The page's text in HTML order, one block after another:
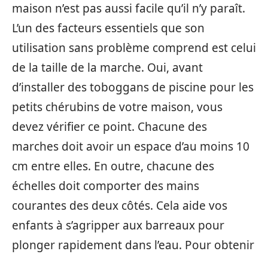
maison n’est pas aussi facile qu’il n’y paraît.
L’un des facteurs essentiels que son
utilisation sans problème comprend est celui
de la taille de la marche. Oui, avant
d’installer des toboggans de piscine pour les
petits chérubins de votre maison, vous
devez vérifier ce point. Chacune des
marches doit avoir un espace d’au moins 10
cm entre elles. En outre, chacune des
échelles doit comporter des mains
courantes des deux côtés. Cela aide vos
enfants à s’agripper aux barreaux pour
plonger rapidement dans l’eau. Pour obtenir